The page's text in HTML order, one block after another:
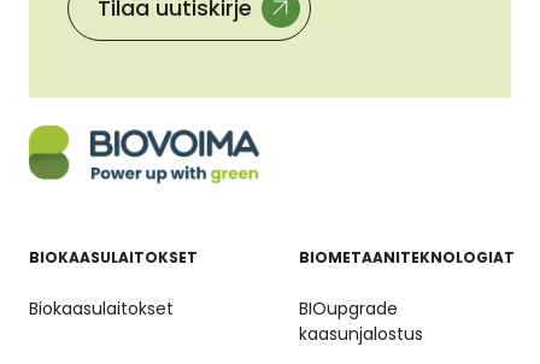
BIOKAASULAITOKSET
Biokaasulaitokset
BIOMETAANITEKNOLOGIAT
BIOupgrade
kaasunjalostus